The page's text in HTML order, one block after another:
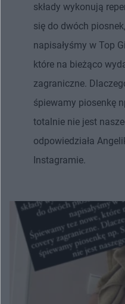
składy wykonują
się do dwóch
napisałyśmy w Top
które na bieżąco
zagraniczne.
śpiewamy piosenkę
totalnie nie jest
odpowiedziała
Instagramie.